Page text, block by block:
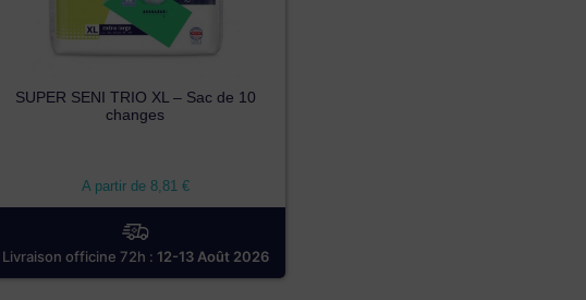
SUPER SENI TRIO XL – Sac de 10
changes
A partir de 8,81 €
Livraison officine 72h : 12-13 Août 2026